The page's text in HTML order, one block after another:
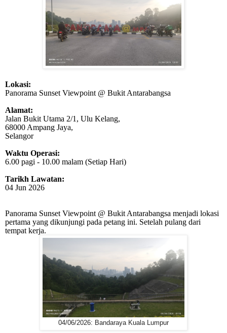
Lokasi:
Panorama Sunset Viewpoint @ Bukit Antarabangsa
Alamat:
Jalan Bukit Utama 2/1, Ulu Kelang,
68000 Ampang Jaya,
Selangor
Waktu Operasi:
6.00 pagi - 10.00 malam (Setiap Hari)
Tarikh Lawatan:
04 Jun 2026
Panorama Sunset Viewpoint @ Bukit Antarabangsa menjadi lokasi
pertama yang dikunjungi pada petang ini. Setelah pulang dari
tempat kerja.
04/06/2026: Bandaraya Kuala Lumpur